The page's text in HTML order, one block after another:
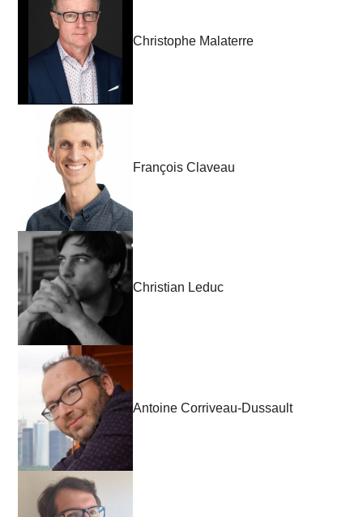
Christophe Malaterre
François Claveau
Christian Leduc
Antoine Corriveau-Dussault